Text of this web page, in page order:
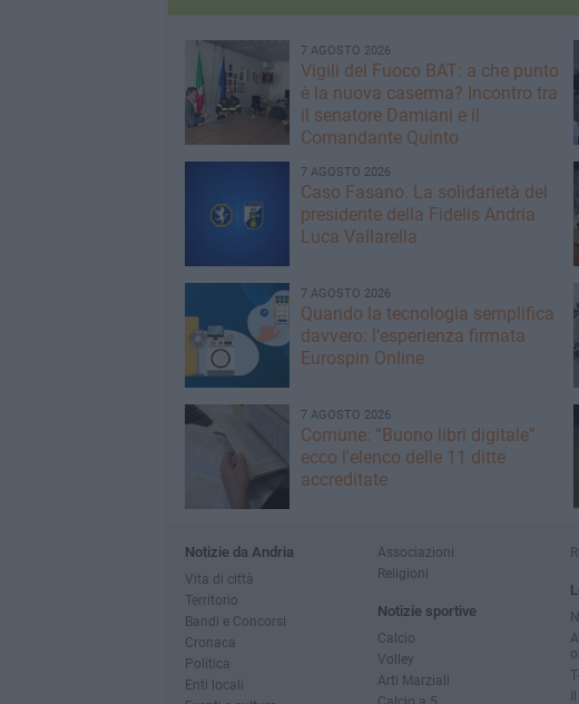
7 AGOSTO 2026
​Vigili del Fuoco BAT: a che punto
è la nuova caserma? Incontro tra
il senatore Damiani e il
Comandante Quinto
7 AGOSTO 2026
Caso Fasano. La solidarietà del
presidente della Fidelis Andria
Luca Vallarella
7 AGOSTO 2026
Quando la tecnologia semplifica
davvero: l’esperienza firmata
Eurospin Online
7 AGOSTO 2026
Comune: “Buono libri digitale”
ecco l'elenco delle 11 ditte
accreditate
Notizie da Andria
Vita di città
Territorio
Bandi e Concorsi
Cronaca
Politica
Enti locali
Associazioni
Religioni
Notizie sportive
Calcio
Volley
Arti Marziali